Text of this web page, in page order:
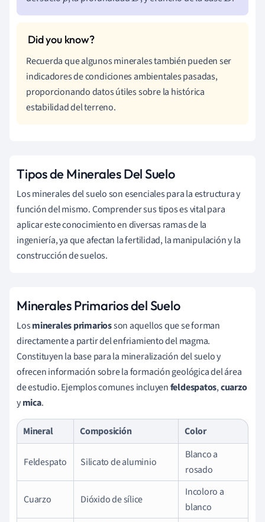
Recuerda que algunos minerales también pueden ser
indicadores de condiciones ambientales pasadas,
proporcionando datos útiles sobre la histórica
estabilidad del terreno.
Tipos de Minerales Del Suelo
Los minerales del suelo son esenciales para la estructura y
función del mismo. Comprender sus tipos es vital para
aplicar este conocimiento en diversas ramas de la
ingeniería, ya que afectan la fertilidad, la manipulación y la
construcción de suelos.
Minerales Primarios del Suelo
Losminerales primariosson aquellos que se forman
directamente a partir del enfriamiento del magma.
Constituyen la base para la mineralización del suelo y
ofrecen información sobre la formación geológica del área
de estudio. Ejemplos comunes incluyenfeldespatos,cuarzo
ymica.
Mineral Composición Color
Feldespato Silicato de aluminio
Blanco a
rosado
Cuarzo Dióxido de sílice
Incoloro a
blanco